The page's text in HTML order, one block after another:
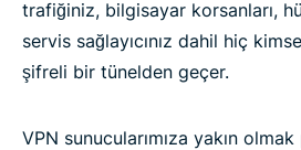
trafiğiniz, bilgisayar korsanları,
servis sağlayıcınız dahil hiç
şifreli bir tünelden geçer.
VPN sunucularımıza yakın olmak